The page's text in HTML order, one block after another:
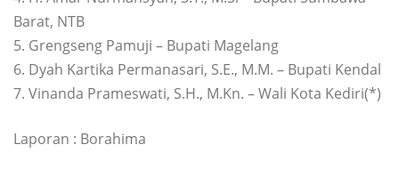
Barat, NTB
5. Grengseng Pamuji – Bupati Magelang
6. Dyah Kartika Permanasari, S.E., M.M. – Bupati Kendal
7. Vinanda Prameswati, S.H., M.Kn. – Wali Kota Kediri(*)
Laporan : Borahima